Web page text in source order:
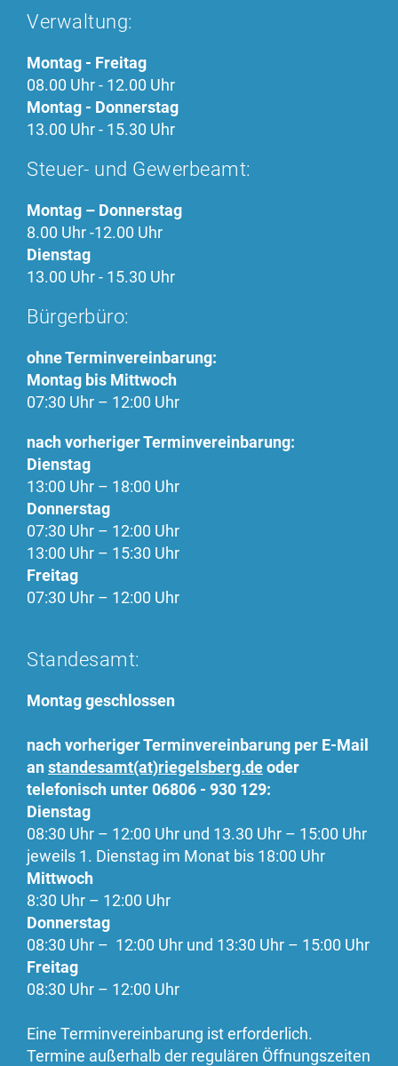
Verwaltung:
Montag - Freitag
08.00 Uhr - 12.00 Uhr
Montag - Donnerstag
13.00 Uhr - 15.30 Uhr
Steuer- und Gewerbeamt:
Montag – Donnerstag
8.00 Uhr -12.00 Uhr
Dienstag
13.00 Uhr - 15.30 Uhr
Bürgerbüro:
ohne Terminvereinbarung:
Montag bis Mittwoch
07:30 Uhr – 12:00 Uhr
nach vorheriger Terminvereinbarung:
Dienstag
13:00 Uhr – 18:00 Uhr
Donnerstag
07:30 Uhr – 12:00 Uhr
13:00 Uhr – 15:30 Uhr
Freitag
07:30 Uhr – 12:00 Uhr
Standesamt:
Montag geschlossen
nach vorheriger Terminvereinbarung per E-Mail
anstandesamt(at)riegelsberg.deoder
telefonisch unter 06806 - 930 129:
Dienstag
08:30 Uhr – 12:00 Uhr und 13.30 Uhr – 15:00 Uhr
jeweils 1. Dienstag im Monat bis 18:00 Uhr
Mittwoch
8:30 Uhr – 12:00 Uhr
Donnerstag
08:30 Uhr – 12:00 Uhr und 13:30 Uhr – 15:00 Uhr
Freitag
08:30 Uhr – 12:00 Uhr
Eine Terminvereinbarung ist erforderlich.
Termine außerhalb der regulären Öffnungszeiten
Wir verwenden google maps
GOOGLE MAPS
Name:
google_maps
Anbieter:
Zweck:
Einbinden der google-maps-Karte
Cookie Laufzeit: